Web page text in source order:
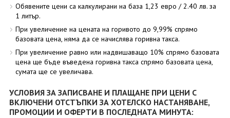
Обявените цени са калкулирани на база 1,23 евро / 2.40 лв. за
1 литър.
При увеличение на цената на горивото до 9,99% спрямо
базовата цена, няма да се начислява горивна такса.
При увеличение равно или надвишаващо 10% спрямо базовата
цена ще бъде въведена горивна такса спрямо базовата цена,
сумата ще се увеличава.
УСЛОВИЯ ЗА ЗАПИСВАНЕ И ПЛАЩАНЕ ПРИ ЦЕНИ С
ВКЛЮЧЕНИ ОТСТЪПКИ ЗА ХОТЕЛСКО НАСТАНЯВАНЕ,
ПРОМОЦИИ И ОФЕРТИ В ПОСЛЕДНАТА МИНУТА: